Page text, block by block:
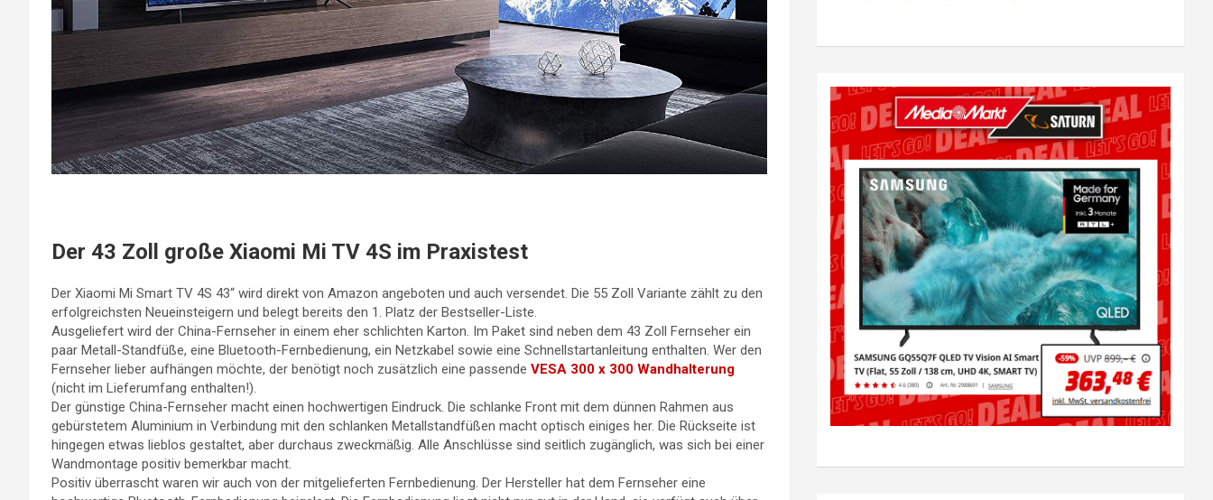
Der 43 Zoll große Xiaomi Mi TV 4S im Praxistest
Der Xiaomi Mi Smart TV 4S 43“ wird direkt von Amazon angeboten und auch versendet. Die 55 Zoll Variante zählt zu den
erfolgreichsten Neueinsteigern und belegt bereits den 1. Platz der Bestseller-Liste.
Ausgeliefert wird der China-Fernseher in einem eher schlichten Karton. Im Paket sind neben dem 43 Zoll Fernseher ein
paar Metall-Standfüße, eine Bluetooth-Fernbedienung, ein Netzkabel sowie eine Schnellstartanleitung enthalten. Wer den
Fernseher lieber aufhängen möchte, der benötigt noch zusätzlich eine passende VESA 300 x 300 Wandhalterung
(nicht im Lieferumfang enthalten!).
Der günstige China-Fernseher macht einen hochwertigen Eindruck. Die schlanke Front mit dem dünnen Rahmen aus
gebürstetem Aluminium in Verbindung mit den schlanken Metallstandfüßen macht optisch einiges her. Die Rückseite ist
hingegen etwas lieblos gestaltet, aber durchaus zweckmäßig. Alle Anschlüsse sind seitlich zugänglich, was sich bei einer
Wandmontage positiv bemerkbar macht.
Positiv überrascht waren wir auch von der mitgelieferten Fernbedienung. Der Hersteller hat dem Fernseher eine